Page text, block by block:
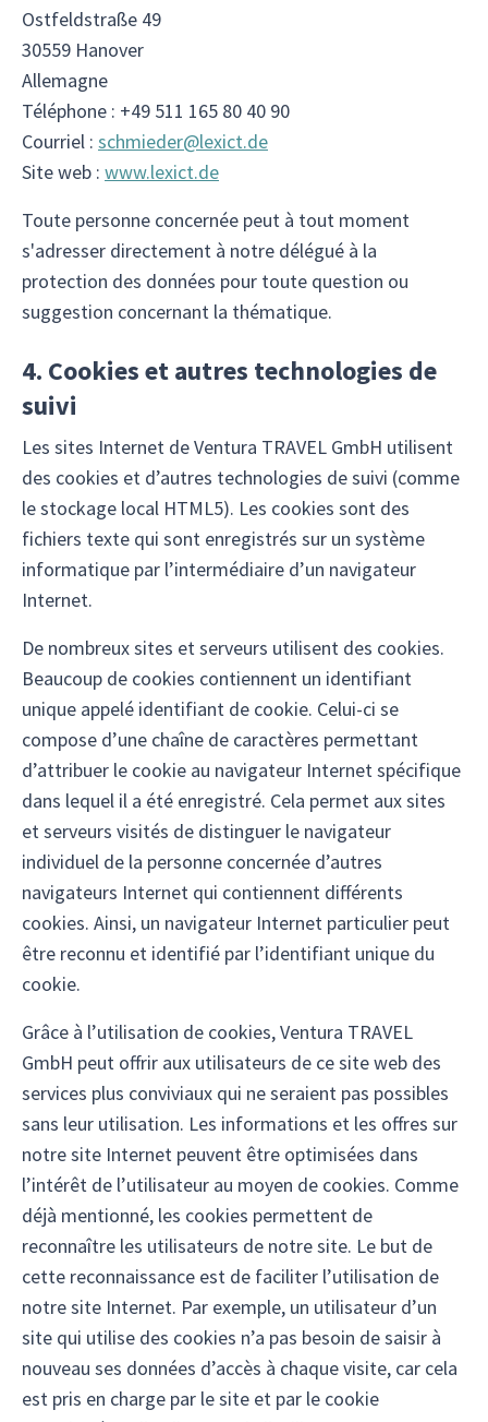
Ostfeldstraße 49
30559 Hanover
Allemagne
Téléphone : +49 511 165 80 40 90
Courriel : schmieder@lexict.de
Site web : www.lexict.de
Toute personne concernée peut à tout moment
s'adresser directement à notre délégué à la
protection des données pour toute question ou
suggestion concernant la thématique.
4. Cookies et autres technologies de
suivi
Les sites Internet de Ventura TRAVEL GmbH utilisent
des cookies et d’autres technologies de suivi (comme
le stockage local HTML5). Les cookies sont des
fichiers texte qui sont enregistrés sur un système
informatique par l’intermédiaire d’un navigateur
Internet.
De nombreux sites et serveurs utilisent des cookies.
Beaucoup de cookies contiennent un identifiant
unique appelé identifiant de cookie. Celui-ci se
compose d’une chaîne de caractères permettant
d’attribuer le cookie au navigateur Internet spécifique
dans lequel il a été enregistré. Cela permet aux sites
et serveurs visités de distinguer le navigateur
individuel de la personne concernée d’autres
navigateurs Internet qui contiennent différents
cookies. Ainsi, un navigateur Internet particulier peut
être reconnu et identifié par l’identifiant unique du
cookie.
Grâce à l’utilisation de cookies, Ventura TRAVEL
GmbH peut offrir aux utilisateurs de ce site web des
services plus conviviaux qui ne seraient pas possibles
sans leur utilisation. Les informations et les offres sur
notre site Internet peuvent être optimisées dans
l’intérêt de l’utilisateur au moyen de cookies. Comme
déjà mentionné, les cookies permettent de
reconnaître les utilisateurs de notre site. Le but de
cette reconnaissance est de faciliter l’utilisation de
notre site Internet. Par exemple, un utilisateur d’un
site qui utilise des cookies n’a pas besoin de saisir à
nouveau ses données d’accès à chaque visite, car cela
est pris en charge par le site et par le cookie